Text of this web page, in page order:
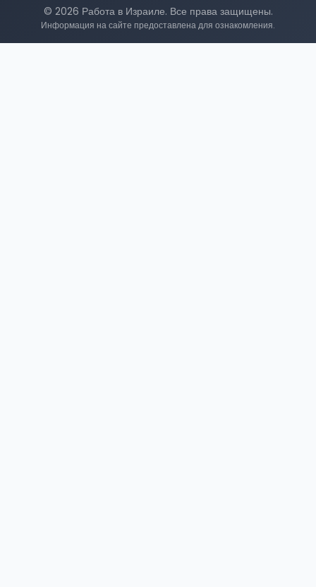
© 2026 Работа в Израиле. Все права защищены.
Информация на сайте предоставлена для ознакомления.